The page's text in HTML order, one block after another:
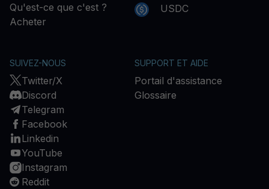
Qu'est-ce que c'est ?
Acheter
USDC
SUIVEZ-NOUS
Twitter/X
Discord
Telegram
Facebook
Linkedin
YouTube
Instagram
Reddit
SUPPORT ET AIDE
Portail d'assistance
Glossaire